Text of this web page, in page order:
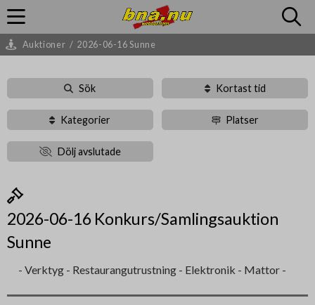
Auktioner / 2026-06-16 Sunne
Sök Kortast tid
Kategorier Platser
Dölj avslutade
2026-06-16 Konkurs/Samlingsauktion
Sunne
- Verktyg - Restaurangutrustning - Elektronik - Mattor -